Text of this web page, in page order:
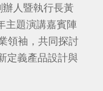
人暨執行長黃
主題演講嘉賓陣
領袖，共同探討
定義產品設計與